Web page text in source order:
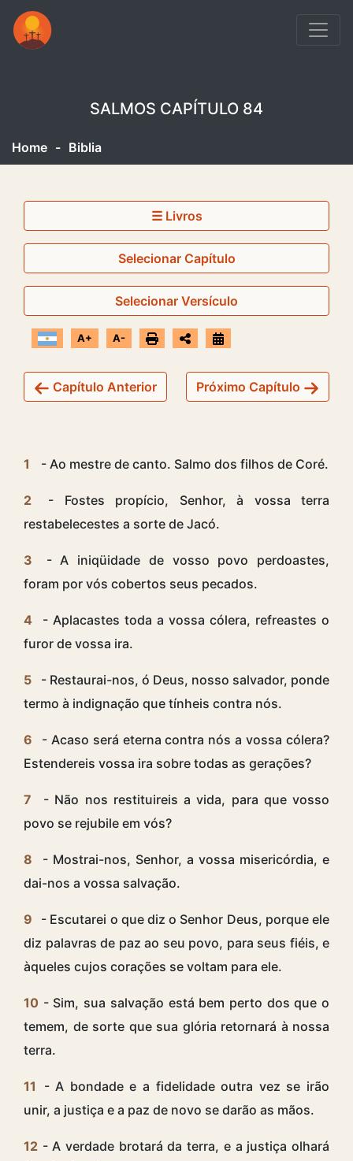
SALMOS CAPÍTULO 84
Home - Biblia
☰ Livros
Selecionar Capítulo
Selecionar Versículo
A+ A-
Capítulo Anterior Próximo Capítulo
1 - Ao mestre de canto. Salmo dos filhos de Coré.
2
- Fostes propício, Senhor, à vossa terra
restabelecestes a sorte de Jacó.
3
- A iniqüidade de vosso povo perdoastes,
foram por vós cobertos seus pecados.
4
- Aplacastes toda a vossa cólera, refreastes o
furor de vossa ira.
5
- Restaurai-nos, ó Deus, nosso salvador, ponde
termo à indignação que tínheis contra nós.
6
- Acaso será eterna contra nós a vossa cólera?
Estendereis vossa ira sobre todas as gerações?
7
- Não nos restituireis a vida, para que vosso
povo se rejubile em vós?
8
- Mostrai-nos, Senhor, a vossa misericórdia, e
dai-nos a vossa salvação.
9
- Escutarei o que diz o Senhor Deus, porque ele
diz palavras de paz ao seu povo, para seus fiéis, e
àqueles cujos corações se voltam para ele.
10 - Sim, sua salvação está bem perto dos que o
temem, de sorte que sua glória retornará à nossa
terra.
11
- A bondade e a fidelidade outra vez se irão
unir, a justiça e a paz de novo se darão as mãos.
12 - A verdade brotará da terra, e a justiça olhará